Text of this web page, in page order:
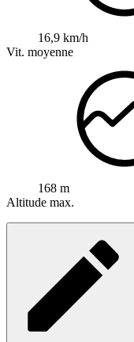
16,9 km/h
Vit. moyenne
168 m
Altitude max.